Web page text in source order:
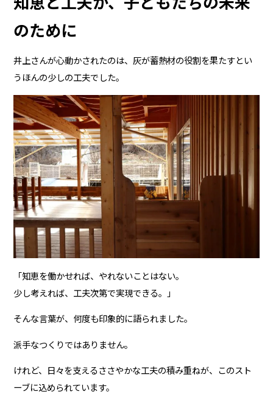
のために
井上さんが心動かされたのは、灰が蓄熱材の役割を果たすとい
うほんの少しの工夫でした。
「知恵を働かせれば、やれないことはない。
少し考えれば、工夫次第で実現できる。」
そんな言葉が、何度も印象的に語られました。
派手なつくりではありません。
けれど、日々を支えるささやかな工夫の積み重ねが、このスト
ーブに込められています。